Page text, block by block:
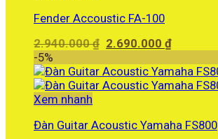
Fender Accoustic FA-100
2.940.000₫ Giá
là:
2.940.000 ₫.
2.690.000₫Giá
tại
là:
-5%
Xem nhanh
Đàn Guitar Acoustic Yamaha FS800